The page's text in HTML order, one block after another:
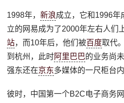
1998年，新浪成立，它和1996年
立的网易成为了2000年左右人们
站，而10年后，他们被百度取代
到杭州，此时阿里巴巴的业务尚
强东还在京东多媒体的一尺柜台
彼时，中国第一个B2C电子商务